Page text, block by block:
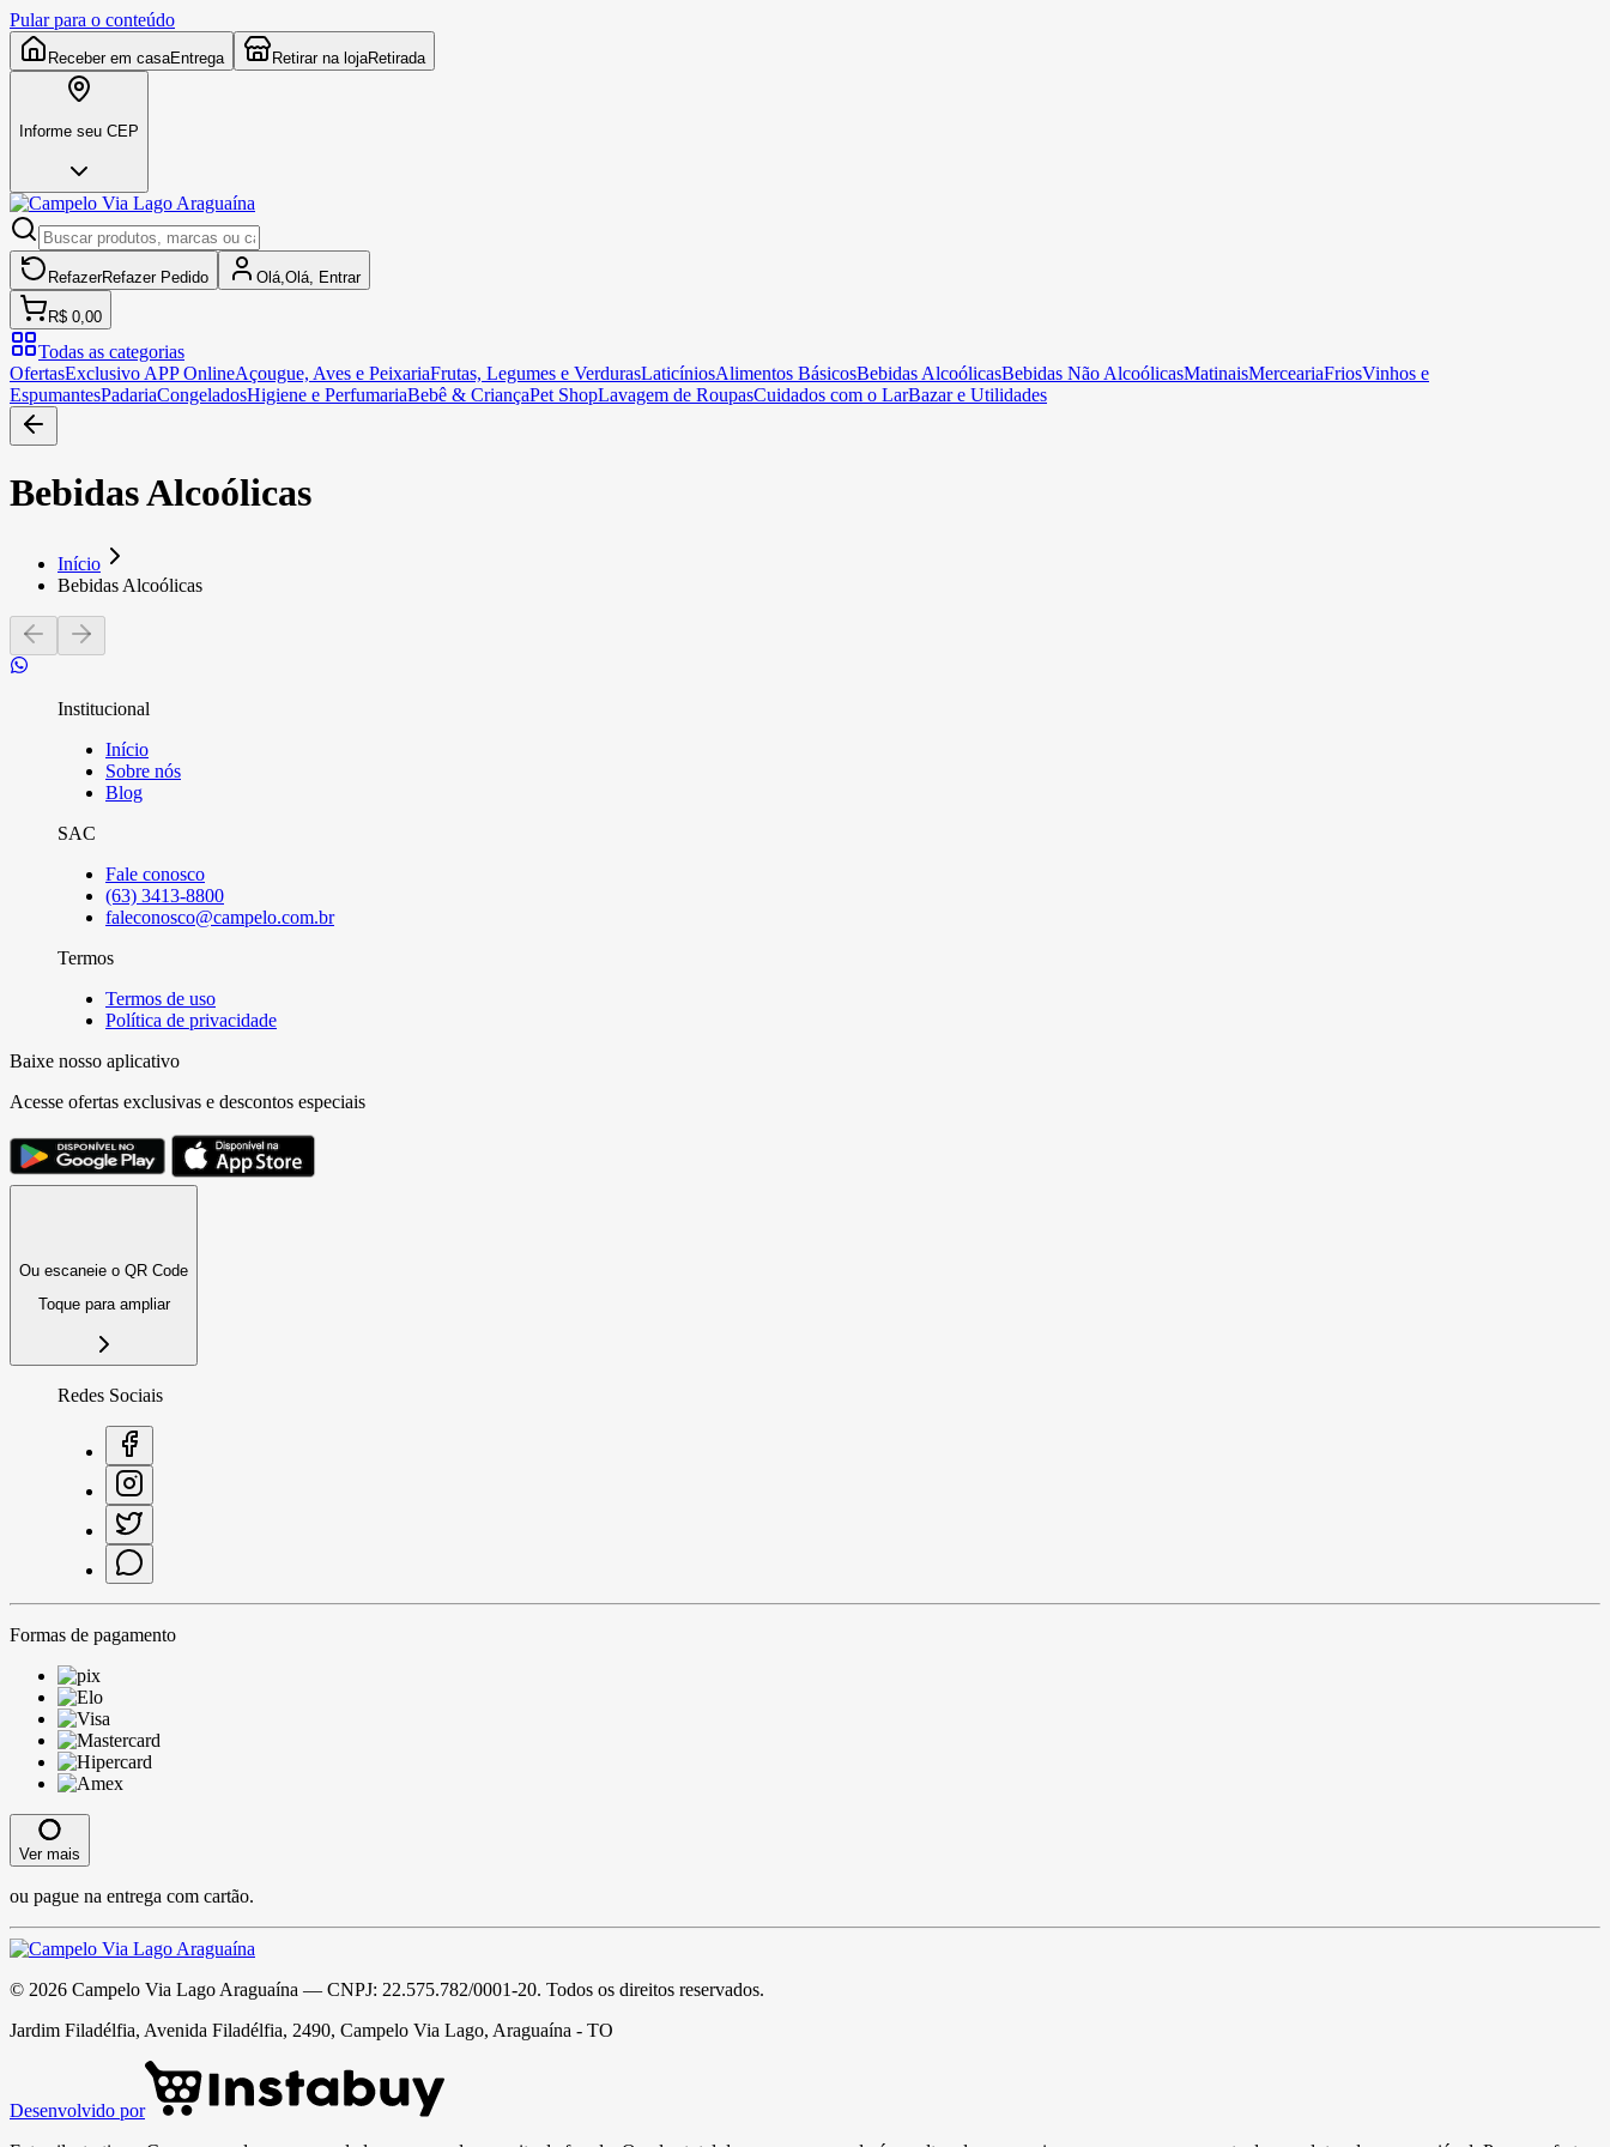
Pular para o conteúdo
Receber em casaEntrega Retirar na lojaRetirada
Informe seu CEP
RefazerRefazer Pedido Olá, Olá, Entrar
R$ 0,00
Todas as categorias
OfertasExclusivo APP OnlineAçougue, Aves e PeixariaFrutas, Legumes e VerdurasLaticíniosAlimentos BásicosBebidas AlcoólicasBebidas Não AlcoólicasMatinaisMerceariaFriosVinhos e
EspumantesPadariaCongeladosHigiene e PerfumariaBebê & CriançaPet ShopLavagem de RoupasCuidados com o LarBazar e Utilidades
Bebidas Alcoólicas
Início
Bebidas Alcoólicas
Institucional
Início
Sobre nós
Blog
SAC
Fale conosco
(63) 3413-8800
faleconosco@campelo.com.br
Termos
Termos de uso
Política de privacidade
Baixe nosso aplicativo
Acesse ofertas exclusivas e descontos especiais
Ou escaneie o QR Code
Toque para ampliar
Redes Sociais
Formas de pagamento
Ver mais
ou pague na entrega com cartão.
© 2026 Campelo Via Lago Araguaína — CNPJ: 22.575.782/0001-20. Todos os direitos reservados.
Jardim Filadélfia, Avenida Filadélfia, 2490, Campelo Via Lago, Araguaína - TO
Desenvolvido por